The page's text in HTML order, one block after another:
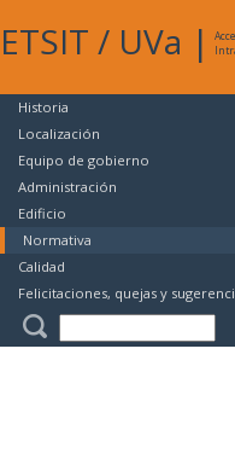
ETSIT / UVa |
Historia
Localización
Equipo de gobierno
Administración
Edificio
Normativa
Calidad
Felicitaciones, quejas y